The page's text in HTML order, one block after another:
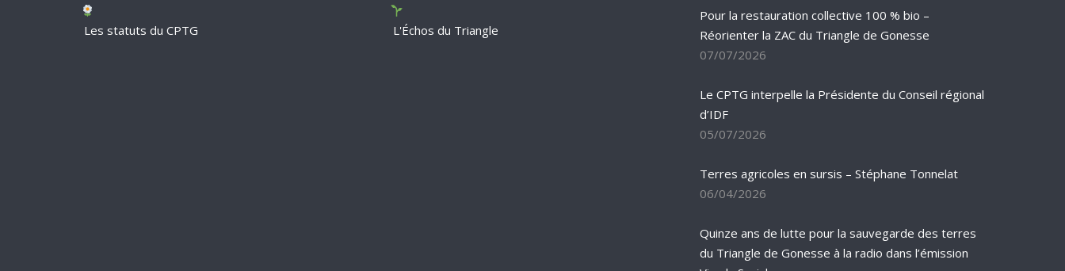
Les statuts du CPTG L'Échos du Triangle
Pour la restauration collective 100 % bio –
Réorienter la ZAC du Triangle de Gonesse
07/07/2026
Le CPTG interpelle la Présidente du Conseil régional
d’IDF
05/07/2026
Terres agricoles en sursis – Stéphane Tonnelat
06/04/2026
Quinze ans de lutte pour la sauvegarde des terres
du Triangle de Gonesse à la radio dans l’émission